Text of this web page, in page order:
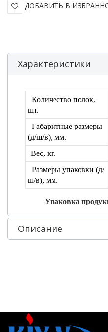
ДОБАВИТЬ В
Характеристики
Количество полок,
шт.
Габаритные размеры
(д/ш/в), мм.
Вес, кг.
Размеры упаковки (д/
ш/в), мм.
Упаковка
Описание